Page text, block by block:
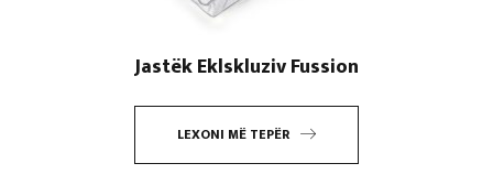
Jastëk Eklskluziv Fussion
LEXONI MË TEPËR